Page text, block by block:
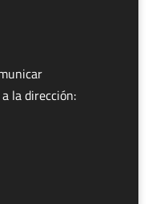
la dirección: